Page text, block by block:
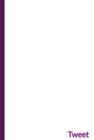
Tweet